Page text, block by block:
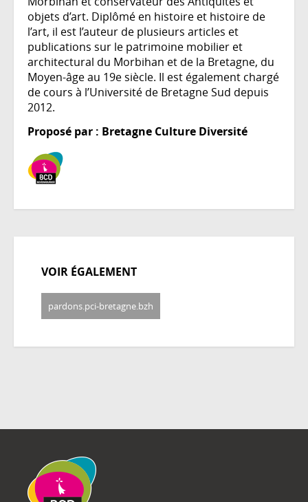
objets d’art. Diplômé en histoire et histoire de
l’art, il est l’auteur de plusieurs articles et
publications sur le patrimoine mobilier et
architectural du Morbihan et de la Bretagne, du
Moyen-âge au 19e siècle. Il est également chargé
de cours à l’Université de Bretagne Sud depuis
2012.
Proposé par : Bretagne Culture Diversité
VOIR ÉGALEMENT
pardons.pci-bretagne.bzh